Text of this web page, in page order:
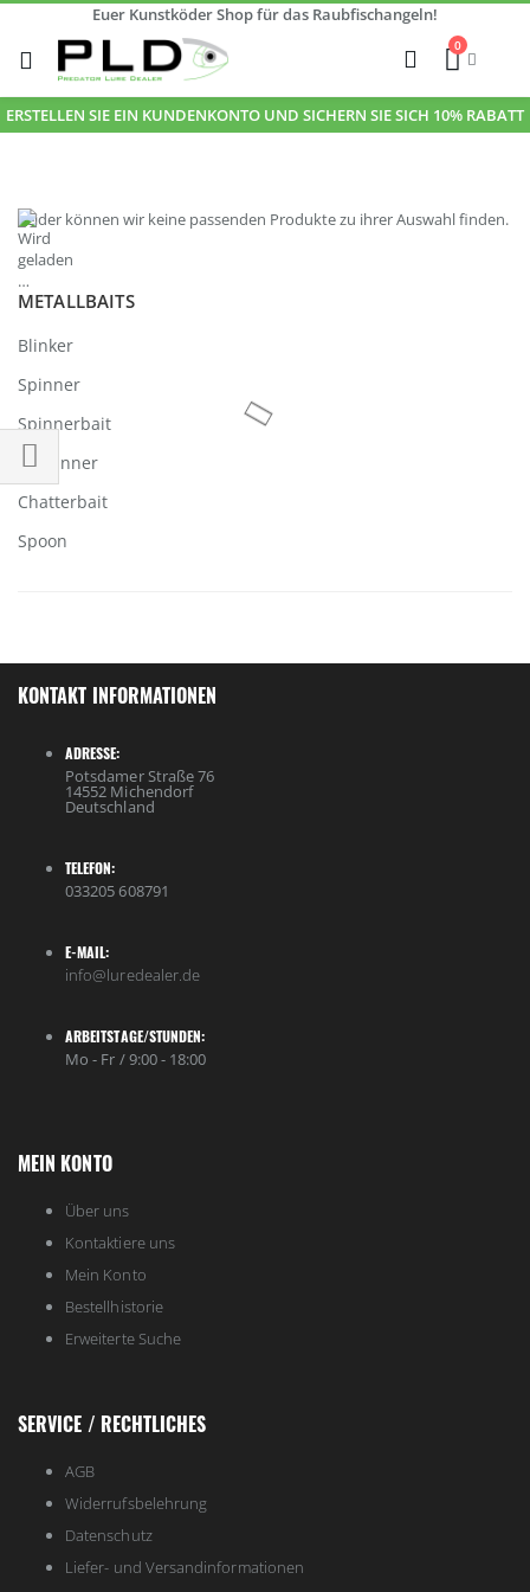
Euer Kunstköder Shop für das Raubfischangeln!
Zum
Inhalt
springen
Cart
0
Suche
ERSTELLEN SIE EIN KUNDENKONTO UND SICHERN SIE SICH 10% RABATT
Leider können wir keine passenden Produkte zu ihrer Auswahl finden.
METALLBAITS
Blinker
Spinner
Spinnerbait
Jigspinner
Chatterbait
Spoon
Einkaufsoptionen
KONTAKT INFORMATIONEN
ADRESSE:
Potsdamer Straße 76
14552 Michendorf
Deutschland
TELEFON:
033205 608791
E-MAIL:
info@luredealer.de
ARBEITSTAGE/STUNDEN:
Mo - Fr / 9:00 - 18:00
MEIN KONTO
Über uns
Kontaktiere uns
Mein Konto
Bestellhistorie
Erweiterte Suche
SERVICE / RECHTLICHES
AGB
Widerrufsbelehrung
Datenschutz
Liefer- und Versandinformationen